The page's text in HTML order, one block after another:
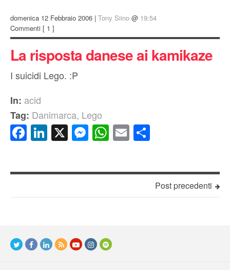
domenica 12 Febbraio 2006 | Tony Siino @ 19:54
Commenti [ 1 ]
La risposta danese ai kamikaze
I suicidi Lego. :P
In: acid
Tag: Danimarca, Lego
Facebook
LinkedIn
X Messenger
WhatsApp
Email
Post precedenti